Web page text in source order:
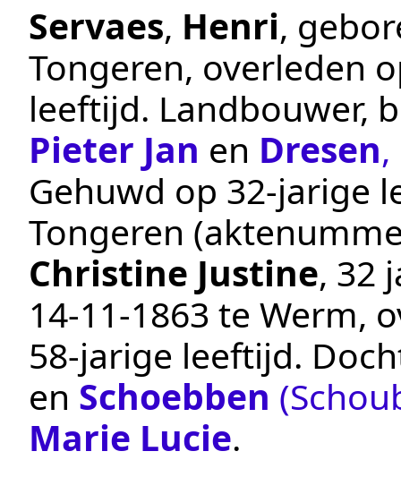
Servaes, Henri,
Tongeren, overleden
leeftijd. Landbouwer,
Pieter Jan en Dresen,
Gehuwd op 32-jarige
Tongeren
Christine Justine, 32
14‑11‑1863 te Werm,
58-jarige leeftijd.
en Schoebben
Marie Lucie.